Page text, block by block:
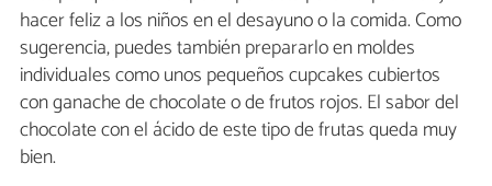
hacer feliz a los niños en el desayuno o la comida. Como
sugerencia, puedes también prepararlo en moldes
individuales como unos pequeños cupcakes cubiertos
con ganache de chocolate o de frutos rojos. El sabor del
chocolate con el ácido de este tipo de frutas queda muy
bien.